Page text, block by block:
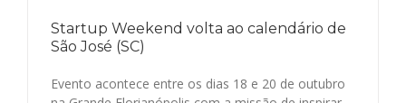
Startup Weekend volta ao calendário de
São José (SC)
Evento acontece entre os dias 18 e 20 de outubro